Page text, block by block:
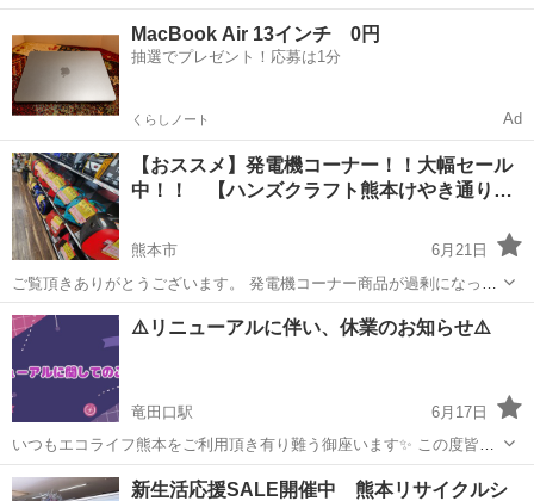
シン・フィットネス用品の買い取りをしております。 【例】 不要で処
分したいけど、家から運び出せないもの （ランニングマシン、スピン
バイク、大型マ...
リサイクルショップ 無料
MacBook Air 13インチ 0円
抽選でプレゼント！応募は1分
くらしノート Ad
【おススメ】発電機コーナー！！大幅セール
中！！ 【ハンズクラフト熊本けやき通り…
熊本市
6月21日
ご覧頂きありがとうございます。 発電機コーナー商品が過剰になって
きましたので大幅セール中です！！！ また現在買取強化中です！！！
何か不要な工具等あれば是非お持込ください！！！ 出張買取のご相談
も受け付けてお...
熊本 熊本市 リサイクルショップ
⚠️リニューアルに伴い、休業のお知らせ⚠️
竜田口駅
6月17日
いつもエコライフ熊本をご利用頂き有り難う御座います✨ この度皆様
により足を運んで頂ける様、店内外を大幅に改装することとなりまし
た！ 売り場拡大や駐車場拡大等を予定しております😊 その為、7,8月
熊本 熊本市 竜田口駅 リサイクルショップ 電話番号
新生活応援SALE開催中 熊本リサイクルシ